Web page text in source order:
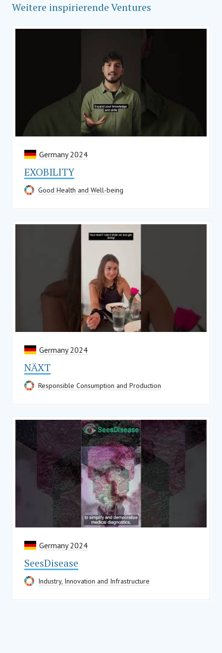
Weitere inspirierende Ventures
Germany 2024
EXOBILITY
Good Health and Well-being
Germany 2024
NÄXT
Responsible Consumption and Production
Germany 2024
SeesDisease
Industry, Innovation and Infrastructure